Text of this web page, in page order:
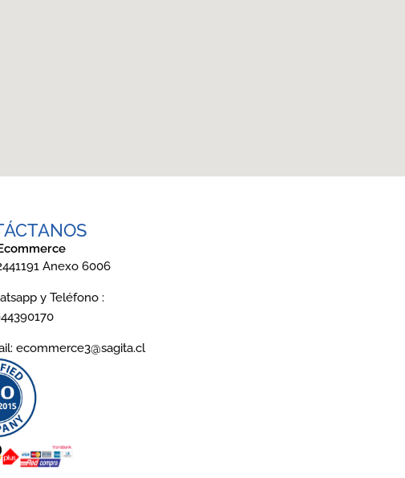
Anexo 6006
y Teléfono :
ecommerce3@sagita.cl